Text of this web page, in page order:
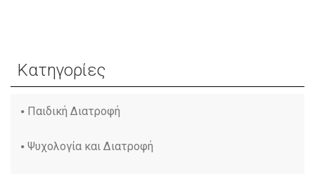
Κατηγορίες
Παιδική Διατροφή
Ψυχολογία και Διατροφή